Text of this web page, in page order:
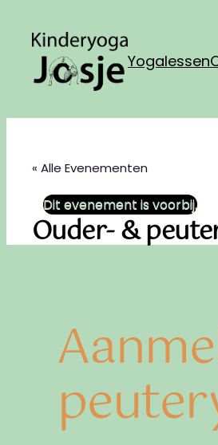
Yogalessen
« Alle Evenementen
Dit evenement is voorbij.
Ouder- &